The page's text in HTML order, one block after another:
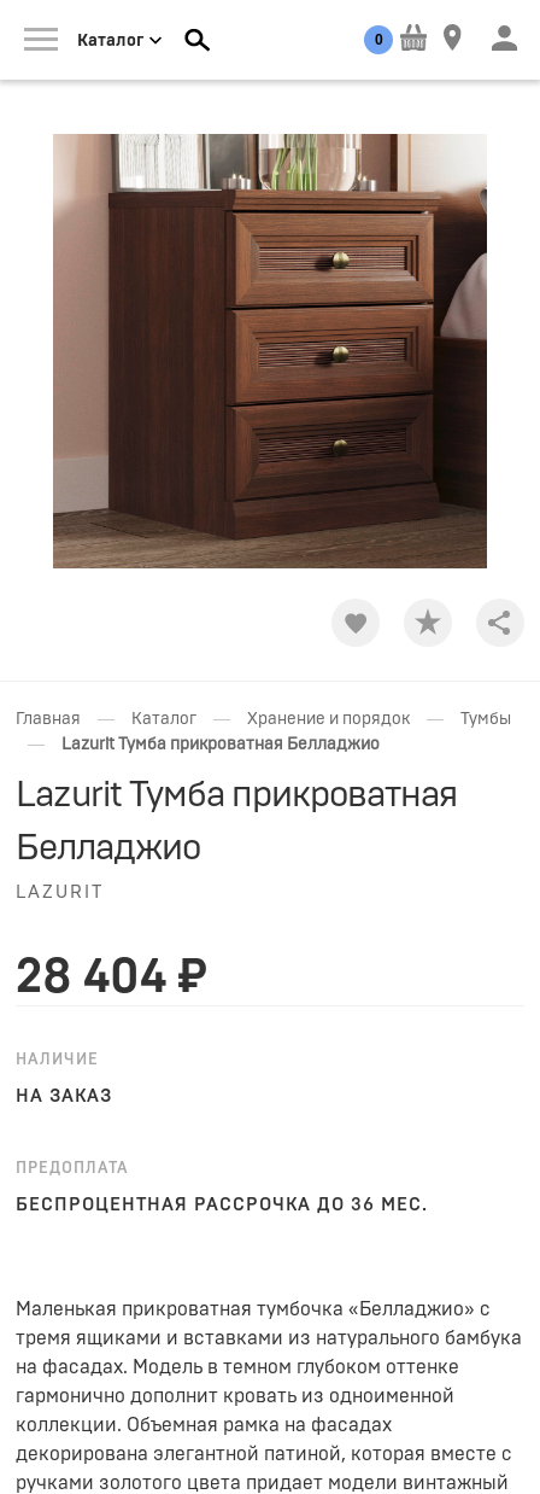
Каталог 0
Главная — Каталог — Хранение и порядок — Тумбы
— Lazurit Тумба прикроватная Белладжио
Lazurit Тумба прикроватная
Белладжио
LAZURIT
28 404 ₽
НАЛИЧИЕ
НА ЗАКАЗ
ПРЕДОПЛАТА
БЕСПРОЦЕНТНАЯ РАССРОЧКА ДО 36 МЕС.
Маленькая прикроватная тумбочка «Белладжио» с
тремя ящиками и вставками из натурального бамбука
на фасадах. Модель в темном глубоком оттенке
гармонично дополнит кровать из одноименной
коллекции. Объемная рамка на фасадах
декорирована элегантной патиной, которая вместе с
ручками золотого цвета придает модели винтажный